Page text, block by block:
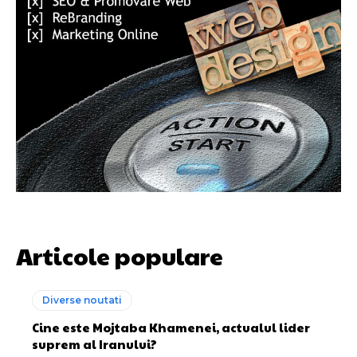
Articole populare
Diverse noutati
Cine este Mojtaba Khamenei, actualul lider
suprem al Iranului?